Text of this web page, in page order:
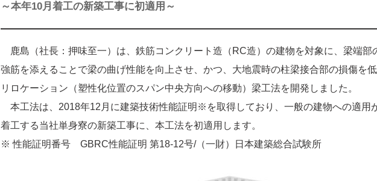
～本年10月着工の新築工事に初適用～
鹿島（社長：押味至一）は、鉄筋コンクリート造（RC造）の建物を対象に、梁端部
強筋を添えることで梁の曲げ性能を向上させ、かつ、大地震時の柱梁接合部の損傷を
リロケーション（塑性化位置のスパン中央方向への移動）梁工法を開発しました。
本工法は、2018年12月に建築技術性能証明※を取得しており、一般の建物への適用
着工する当社単身寮の新築工事に、本工法を初適用します。
※ 性能証明番号 GBRC性能証明 第18-12号/（一財）日本建築総合試験所